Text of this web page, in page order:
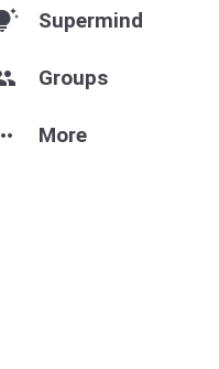
Supermind
Groups
More